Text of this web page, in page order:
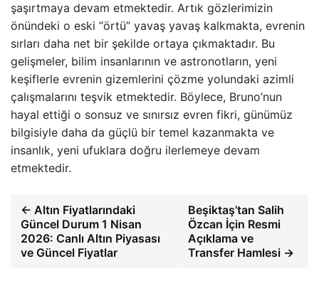
şaşırtmaya devam etmektedir. Artık gözlerimizin
önündeki o eski “örtü” yavaş yavaş kalkmakta, evrenin
sırları daha net bir şekilde ortaya çıkmaktadır. Bu
gelişmeler, bilim insanlarının ve astronotların, yeni
keşiflerle evrenin gizemlerini çözme yolundaki azimli
çalışmalarını teşvik etmektedir. Böylece, Bruno’nun
hayal ettiği o sonsuz ve sınırsız evren fikri, günümüz
bilgisiyle daha da güçlü bir temel kazanmakta ve
insanlık, yeni ufuklara doğru ilerlemeye devam
etmektedir.
← Altın Fiyatlarındaki
Güncel Durum 1 Nisan
2026: Canlı Altın Piyasası
ve Güncel Fiyatlar
Beşiktaş’tan Salih
Özcan İçin Resmi
Açıklama ve
Transfer Hamlesi →